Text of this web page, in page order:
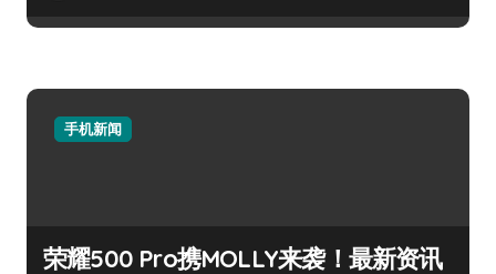
手机新闻
荣耀500 Pro携MOLLY来袭！最新资讯